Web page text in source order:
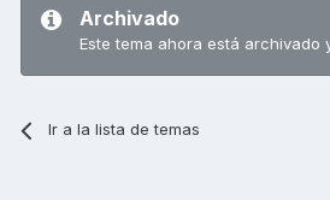
Archivado
Este tema ahora está
Ir a la lista de temas